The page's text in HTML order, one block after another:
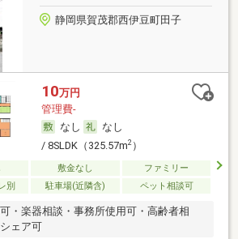
静岡県賀茂郡西伊豆町田子
10万円
管理費-
なし
なし
/ 8SLDK（325.57m2）
敷金なし
ファミリー
別
駐車場(近隣含) ペット相談可
・楽器相談・事務所使用可・高齢者相
ェア可